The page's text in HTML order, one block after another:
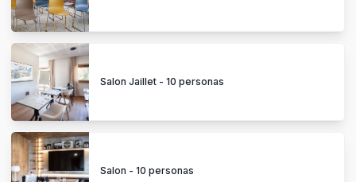
Salon Jaillet - 10 personas
Salon - 10 personas